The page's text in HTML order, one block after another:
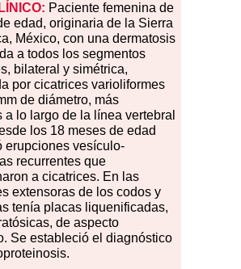
Paciente femenina de
edad, originaria de la Sierra
México, con una dermatosis
a todos los segmentos
bilateral y simétrica,
por cicatrices varioliformes
de diámetro, más
a lo largo de la línea vertebral
los 18 meses de edad
erupciones vesículo-
recurrentes que
a cicatrices. En las
extensoras de los codos y
tenía placas liquenificadas,
de aspecto
Se estableció el diagnóstico